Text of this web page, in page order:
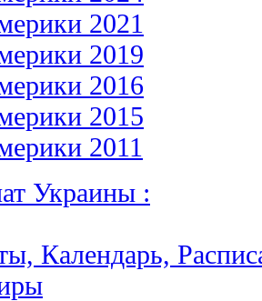
2021
2019
2016
2015
2011
Украины :
Календарь,